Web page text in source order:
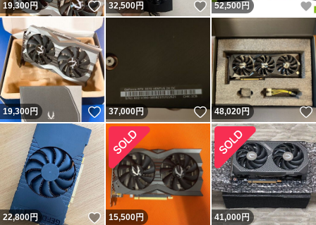
19,300円 いいね！
32,500円 いいね！
52,500 円
19,300円 いいね！
37,000円 いいね！
48,020円
22,800円 いいね！
15,500円 41,000円